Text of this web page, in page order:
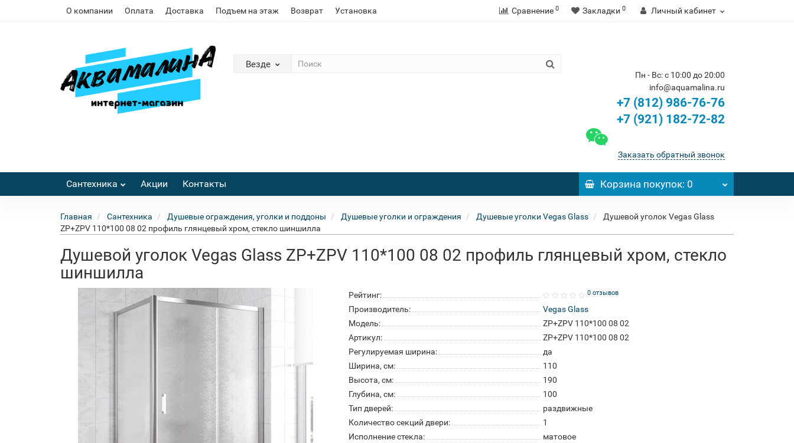
О компании Оплата Доставка Подъем на этаж Возврат Установка Сравнение 0 Закладки 0 Личный кабинет
Везде
Пн - Вс: с 10:00 до 20:00
info@aquamalina.ru
+7 (812) 986-76-76
+7 (921) 182-72-82
Заказать обратный звонок
Сантехника Акции Контакты Корзинапокупок: 0
Главная Сантехника Душевые ограждения, уголки и поддоны Душевые уголки и ограждения Душевые уголки Vegas Glass
Душевой уголок Vegas Glass
ZP+ZPV 110*100 08 02 профиль глянцевый хром, стекло шиншилла
Душевой уголок Vegas Glass ZP+ZPV 110*100 08 02 профиль глянцевый хром, стекло
шиншилла
Рейтинг: 0 отзывов
Производитель:
Vegas Glass
Модель:
ZP+ZPV 110*100 08 02
Артикул:
ZP+ZPV 110*100 08 02
Регулируемая ширина:
да
Ширина, см:
110
Высота, см:
190
Глубина, см:
100
Тип дверей:
раздвижные
Количество секций двери:
1
Исполнение стекла:
матовое